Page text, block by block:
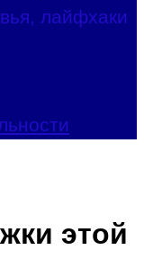
лайфхаки
этой